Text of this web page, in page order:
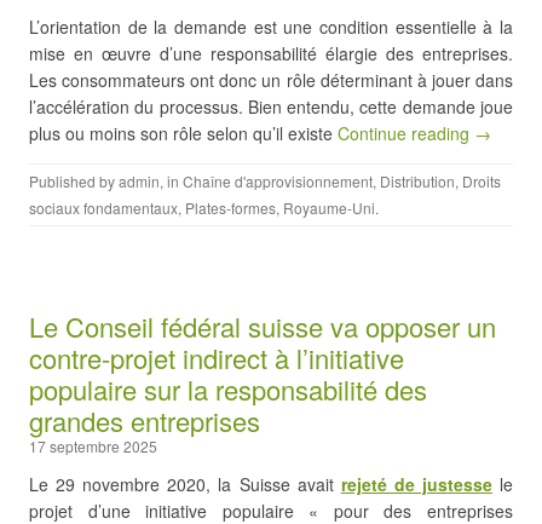
L’orientation de la demande est une condition essentielle à la
mise en œuvre d’une responsabilité élargie des entreprises.
Les consommateurs ont donc un rôle déterminant à jouer dans
l’accélération du processus. Bien entendu, cette demande joue
plus ou moins son rôle selon qu’il existe Continue reading →
Published byadmin, in Chaîne d'approvisionnement, Distribution, Droits
sociaux fondamentaux, Plates-formes, Royaume-Uni.
Le Conseil fédéral suisse va opposer un
contre-projet indirect à l’initiative
populaire sur la responsabilité des
grandes entreprises
17 septembre 2025
Le 29 novembre 2020, la Suisse avait rejeté de justessele
projet d’une initiative populaire « pour des entreprises